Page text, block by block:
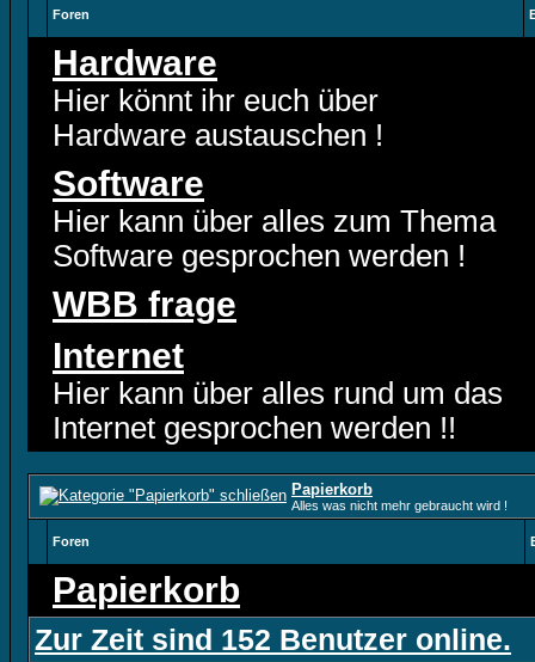
Foren
Hardware
Hier könnt ihr euch über
Hardware austauschen !
Software
Hier kann über alles zum Thema
Software gesprochen werden !
WBB frage
Internet
Hier kann über alles rund um das
Internet gesprochen werden !!
Papierkorb
Alles was nicht mehr gebraucht wird !
Foren
Papierkorb
Zur Zeit sind 152 Benutzer online.